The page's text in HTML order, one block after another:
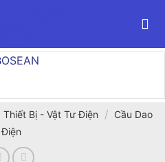
Thiết Bị - Vật Tư Điện / Cầu Dao
Điện